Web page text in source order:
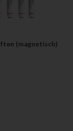
(magnetisch)